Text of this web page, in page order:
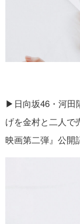
▶︎ 日向坂46・河
げを金村と二人で
映画第二弾』公開